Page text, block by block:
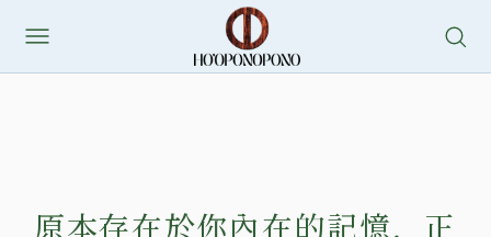
原本存在於你內在的記憶，正